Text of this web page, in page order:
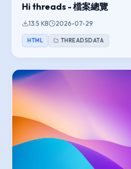
Hi threads - 檔案總覽
13.5 KB 2026-07-29
HTML THREADSDATA